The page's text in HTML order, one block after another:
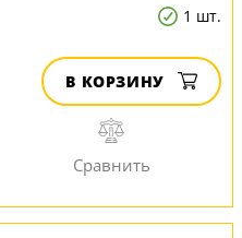
1 шт.
В КОРЗИНУ